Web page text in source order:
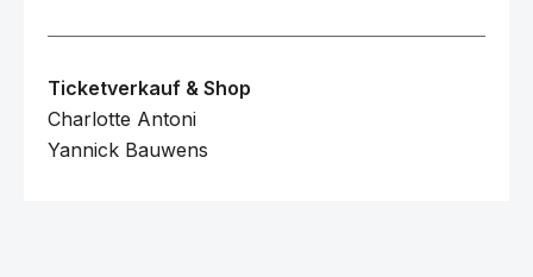
Ticketverkauf & Shop
Charlotte Antoni
Yannick Bauwens